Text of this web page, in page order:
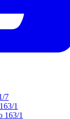
7
1
163/1